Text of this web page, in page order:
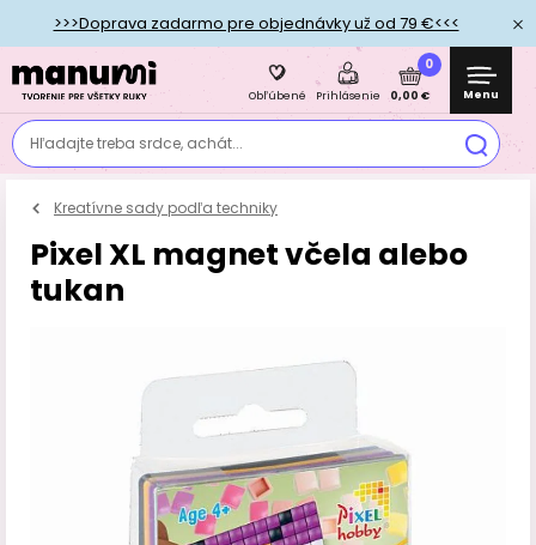
>>>Doprava zadarmo pre objednávky už od 79 €<<<
Hľadajte treba srdce, achát...
Obľúbené Prihlásenie
0
0,00 € Menu
Kreatívne sady podľa techniky
Pixel XL magnet včela alebo
tukan